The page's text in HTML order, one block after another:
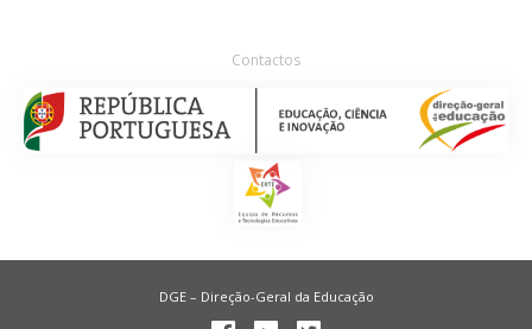
Contactos
DGE – Direção-Geral da Educação